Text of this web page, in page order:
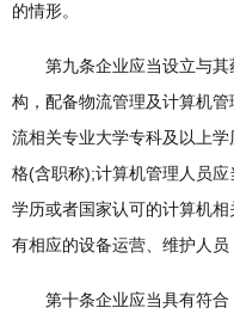
的情形。
第九条企业应当设立与其
构，配备物流管理及计算机
流相关专业大学专科及以上
格(含职称);计算机管理人员
学历或者国家认可的计算机
有相应的设备运营、维护人员
第十条企业应当具有符合